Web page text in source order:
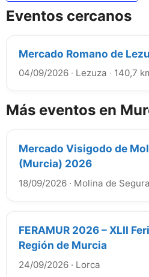
Eventos cercanos
Mercado Romano de
04/09/2026 · Lezuza · 140,7
Más eventos en
Mercado Visigodo de
(Murcia) 2026
18/09/2026 · Molina de Segura
FERAMUR 2026 – XLII
Región de Murcia
24/09/2026 · Lorca